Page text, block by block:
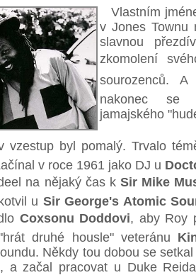
Vlastním
v Jones Townu
slavnou
zkomolení
sourozenců.
nakonec se
jamajského
byl pomalý. Trvalo
v roce 1961 jako DJ u
na nějaký čas k Sir Mike
u Sir George's Atomic
Coxsonu Doddovi, aby Roy
druhé housle" veteránu
Někdy tou dobou se
, a začal pracovat u Duke